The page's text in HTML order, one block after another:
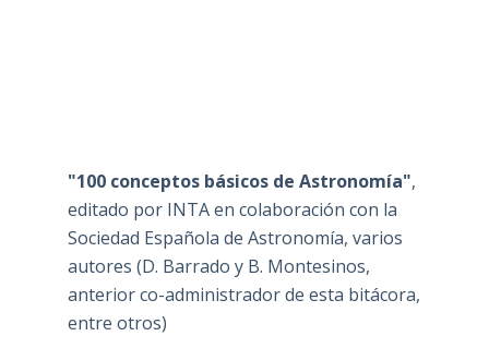
"100 conceptos básicos de Astronomía",
editado por INTA en colaboración con la
Sociedad Española de Astronomía, varios
autores (D. Barrado y B. Montesinos,
anterior co-administrador de esta bitácora,
entre otros)